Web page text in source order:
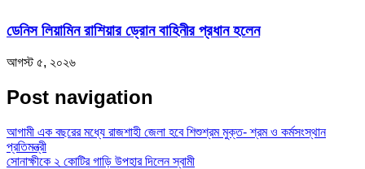
ডেনিস লিয়ামিন রাশিয়ার ড্রোন বাহিনীর প্রধান হলেন
আগস্ট ৫, ২০২৬
Post navigation
আগামী এক বছরের মধ্যে রাজশাহী জেলা হবে শিশুশ্রম মুক্ত- শ্রম ও কর্মসংস্থান
প্রতিমন্ত্রী
সোনাক্ষীকে ২ কোটির গাড়ি উপহার দিলেন স্বামী